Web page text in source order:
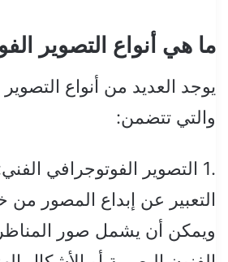
ما هي أنواع التصوير
يوجد العديد من أنواع
والتي تتضمن:
.1 التصوير الفوتوجرافي
التعبير عن إبداع المصور من
ويمكن أن يشمل صور المناظر